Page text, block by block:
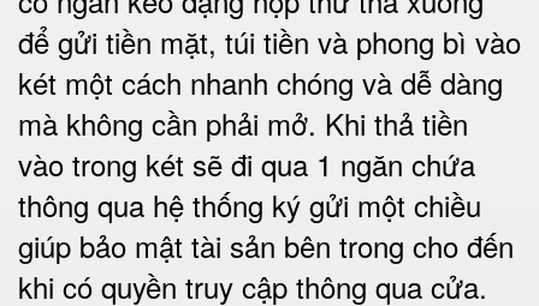
để gửi tiền mặt, túi tiền và phong bì vào
két một cách nhanh chóng và dễ dàng
mà không cần phải mở. Khi thả tiền
vào trong két sẽ đi qua 1 ngăn chứa
thông qua hệ thống ký gửi một chiều
giúp bảo mật tài sản bên trong cho đến
khi có quyền truy cập thông qua cửa.